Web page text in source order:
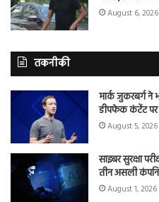
August 6, 2026
तकनीकी
मार्क जुकरबर्ग
डीपफेक कंटेंट
August 5, 2026
साइबर सुरक्षा
तीन असली
August 1, 2026